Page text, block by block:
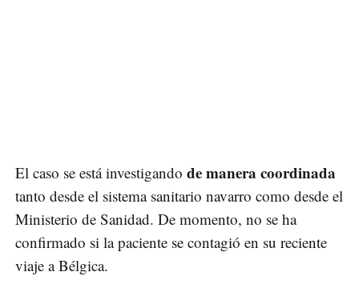
El caso se está investigando de manera coordinada
tanto desde el sistema sanitario navarro como desde el
Ministerio de Sanidad. De momento, no se ha
confirmado si la paciente se contagió en su reciente
viaje a Bélgica.